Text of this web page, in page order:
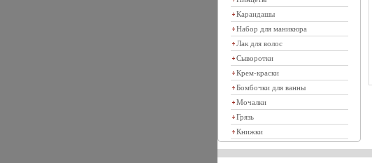
Карандашы
Набор для маникюра
Лак для волос
Сыворотки
Крем-краски
Бомбочки для ванны
Мочалки
Грязь
Книжки